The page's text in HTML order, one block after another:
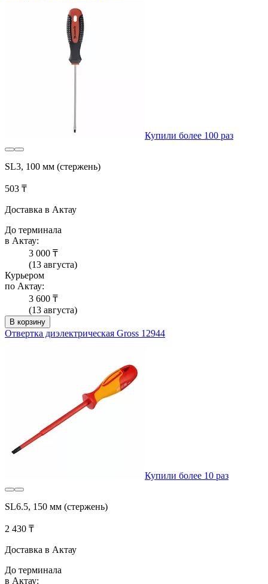
Купили более 100 раз
SL3, 100 мм (стержень)
503 ₸
Доставка в Актау
До терминала
в Актау:
3 000 ₸
(13 августа)
Курьером
по Актау:
3 600 ₸
(13 августа)
В корзину
Отвертка диэлектрическая Gross 12944
Купили более 10 раз
SL6.5, 150 мм (стержень)
2 430 ₸
Доставка в Актау
До терминала
в Актау: